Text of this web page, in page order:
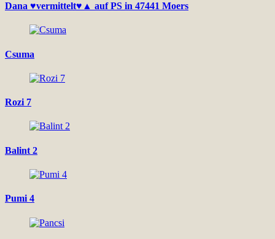
Dana ♥vermittelt♥▲ auf PS in 47441 Moers
Csuma
Rozi 7
Balint 2
Pumi 4